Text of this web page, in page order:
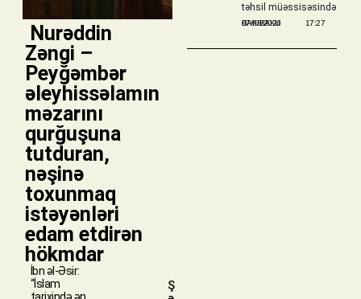
​ Nurəddin
Zəngi –
Peyğəmbər
əleyhissəlamın
məzarını
qurğuşuna
tutduran,
nəşinə
toxunmaq
istəyənləri
edam etdirən
hökmdar
İbn əl-Əsir:
“İslam
Ş
təhsil müəssisəsində
BAKIBAKU
07/08/2026 17:27